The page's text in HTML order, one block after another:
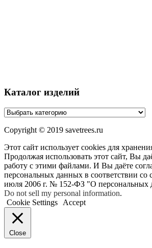
Каталог изделий
Copyright © 2019 savetrees.ru
Этот сайт использует cookies для
Продолжая использовать этот сайт, Вы
работу с этими файлами. И Вы даёте
персональных данных в соответствии со
июля 2006 г. № 152-ФЗ "О персональных
Do not sell my personal information.
Cookie Settings
Accept
Close